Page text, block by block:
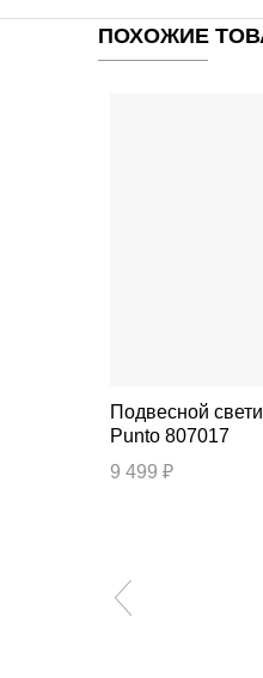
ПОХОЖИЕ
Подвесной светильник
Punto 807017
9 499 ₽